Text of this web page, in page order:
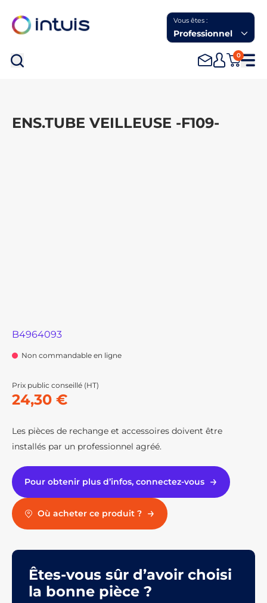
Vous êtes :
Professionnel
0
ENS.TUBE VEILLEUSE -F109-
B4964093
Non commandable en ligne
Prix public conseillé (HT)
24,30 €
Les pièces de rechange et accessoires doivent être
installés par un professionnel agréé.
Pour obtenir plus d’infos, connectez-vous
Où acheter ce produit ?
Êtes-vous sûr d’avoir choisi
la bonne pièce ?